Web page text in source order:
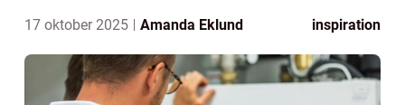
17 oktober 2025 Amanda Eklund inspiration